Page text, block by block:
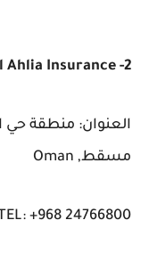
2- Al Ahlia Insurance
العنوان: منطقة حي
مسقط, Oman
TEL: +968 24766800